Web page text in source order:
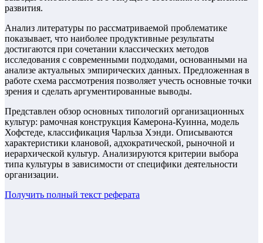
развития.
Анализ литературы по рассматриваемой проблематике
показывает, что наиболее продуктивные результаты
достигаются при сочетании классических методов
исследования с современными подходами, основанными на
анализе актуальных эмпирических данных. Предложенная в
работе схема рассмотрения позволяет учесть основные точки
зрения и сделать аргументированные выводы.
Представлен обзор основных типологий организационных
культур: рамочная конструкция Камерона-Куинна, модель
Хофстеде, классификация Чарльза Хэнди. Описываются
характеристики клановой, адхократической, рыночной и
иерархической культур. Анализируются критерии выбора
типа культуры в зависимости от специфики деятельности
организации.
Получить полный текст реферата